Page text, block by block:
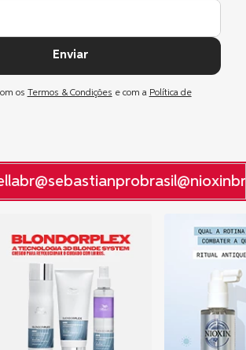
Enviar
os Termos & Condições e com a Política de
@sebastianprobrasil